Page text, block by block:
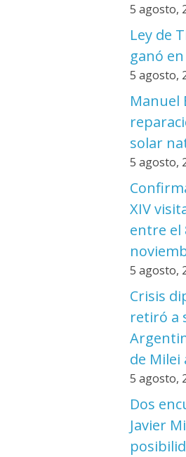
5 agosto,
Ley de
ganó
5 agosto,
Manuel
solar
5 agosto,
XIV
entre el
5 agosto,
Crisis
retiró a
de Milei
5 agosto,
Dos
Javier